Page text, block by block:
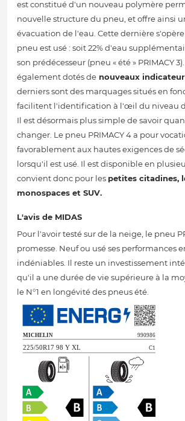
est constitué d'un nouveau polymère
nouvelle structure du pneu, et offre ainsi
évacuation de l'eau. Cette dernière
pneu est usé : soit 22% d'eau
son prédécesseur (pneu « été » PRIMACY
également dotés de nouveaux
derniers sont des marquages situés en
facilitent l'identification à l'œil du niveau
Il est désormais plus simple de savoir
changer. Le pneu PRIMACY 4 a pour
favorablement aux hautes exigences de
lorsqu'il est usé. Il est disponible en
convient donc pour les petites citadines,
monospaces et SUV.
L'avis de MIDAS
Pour l'avoir testé sur de la neige, le pneu
promesse. Neuf ou usé ses performances
indéniables. Il reste un investissement
qu'il a une durée de vie supérieure à la
le N°1 en longévité des pneus été.